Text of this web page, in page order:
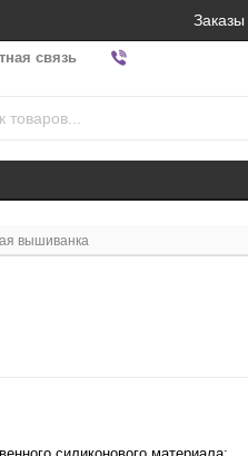
связь
вышиванка